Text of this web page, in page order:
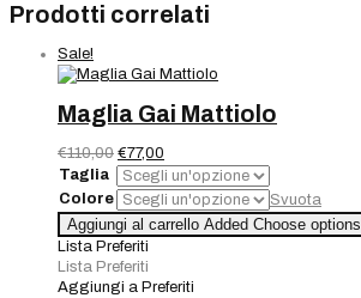
Prodotti correlati
Sale!
Maglia Gai Mattiolo
€110,00 Il
prezzo
originale
era:
€110,00.
€77,00
prezzo
attuale
è:
€77,00.
Taglia
Colore
Svuota
Maglia
Gai
Mattiolo
quantità
Aggiungi al carrello Added Choose options
Lista Preferiti
Lista Preferiti
Aggiungi a Preferiti